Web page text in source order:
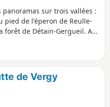
sur trois vallées :
pied de l'éperon de Reulle-
forêt de Détain-Gergueil. Au
Sans oublier l'Abbaye de
de Vergy